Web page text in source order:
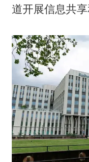
道开展信息共享